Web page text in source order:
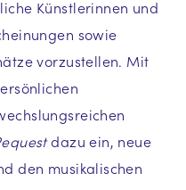
Künstlerinnen und
sowie
vorzustellen. Mit
dazu ein, neue
den musikalischen